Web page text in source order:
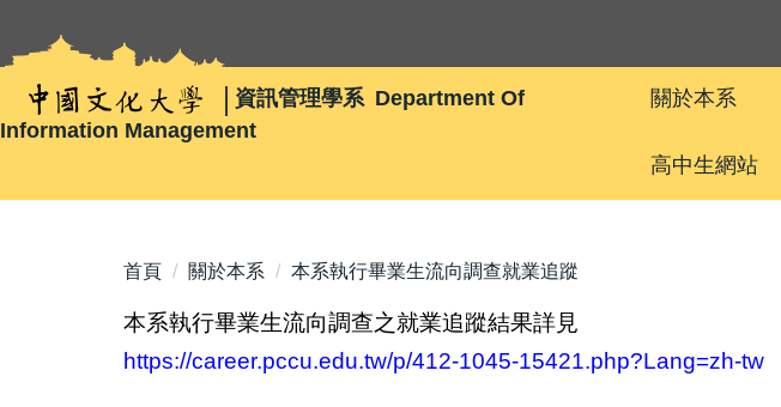
內
資訊管理學系 Department Of
Information Management
關於本系
高中生網站
首頁 關於本系 本系執行畢業生流向調查就業追蹤
本系執行畢業生流向調查之就業追蹤結果詳見
https://career.pccu.edu.tw/p/412-1045-15421.php?Lang=zh-tw